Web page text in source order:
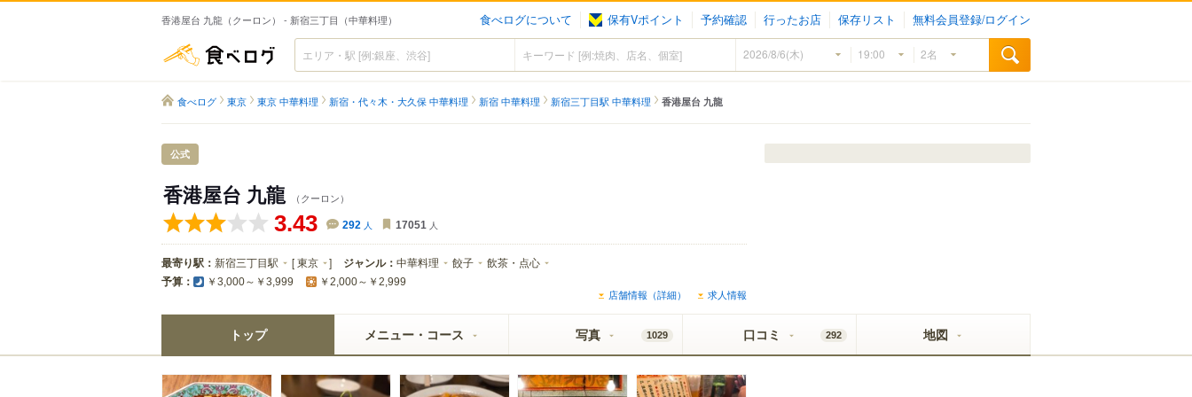
香港屋台 九龍（クーロン） - 新宿三丁目（中華料理） 食べログについて 保有Vポイント 予約確認 行ったお店 保存リスト 無料会員登録/ログイン
食べログ
食べログ 東京 東京 中華料理 新宿・代々木・大久保 中華料理 新宿 中華料理 新宿三丁目駅 中華料理 香港屋台 九龍
公式
香港屋台 九龍 （クーロン）
3.43 292 人 17051 人
最寄り駅： 新宿三丁目駅 [東京 ] ジャンル： 中華料理 餃子 飲茶・点心
予算： ￥3,000～￥3,999 ￥2,000～￥2,999
店舗情報（詳細） 求人情報
トップ メニュー・コース 写真 1029 口コミ 292 地図